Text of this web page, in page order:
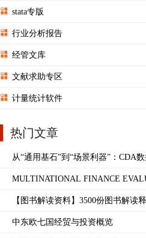
stata专版
行业分析报告
经管文库
文献求助专区
计量统计软件
热门文章
从“通用基石”到“场景利器”：CDA数
MULTINATIONAL FINANCE
【图书解读资料】3500份图书解读
中东欧七国经贸与投资概览